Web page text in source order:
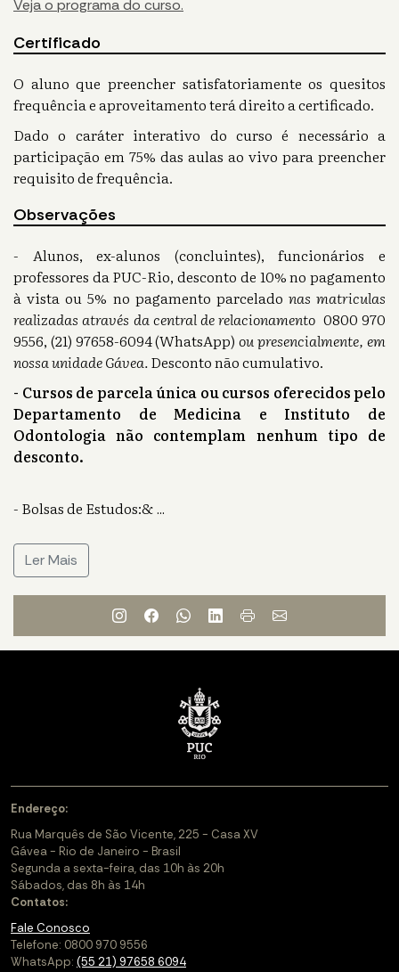
Veja o programa do curso.
Certificado
O aluno que preencher satisfatoriamente os quesitos
frequência e aproveitamento terá direito a certificado.
Dado o caráter interativo do curso é necessário a
participação em 75% das aulas ao vivo para preencher
requisito de frequência.
Observações
- Alunos, ex-alunos (concluintes), funcionários e
professores da PUC-Rio, desconto de 10% no pagamento
à vista ou 5% no pagamento parcelado nas matriculas
realizadas através da central de relacionamento 0800 970
9556, (21) 97658-6094 (WhatsApp)ou presencialmente, em
nossa unidade Gávea.Desconto não cumulativo.
- Cursos de parcela única ou cursos oferecidos pelo
Departamento de Medicina e Instituto de
Odontologia não contemplam nenhum tipo de
desconto.
- Bolsas de Estudos:&...
Ler Mais
Endereço:
Rua Marquês de São Vicente, 225 - Casa XV
Gávea - Rio de Janeiro - Brasil
Segunda a sexta-feira, das 10h às 20h
Sábados, das 8h às 14h
Contatos:
Fale Conosco
Telefone: 0800 970 9556
WhatsApp: (55 21) 97658 6094